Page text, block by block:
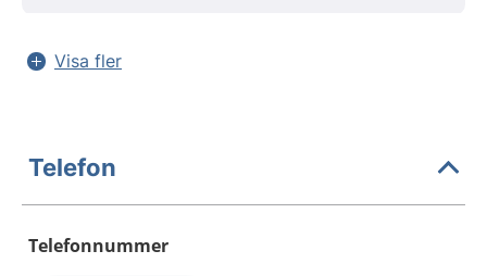
Visa fler
Telefon
Telefonnummer